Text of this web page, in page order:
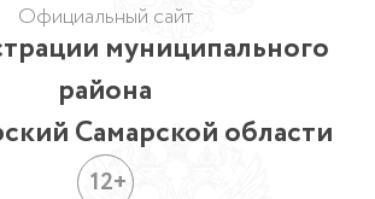
Официальный сайт
муниципального
района
Самарской области
12+